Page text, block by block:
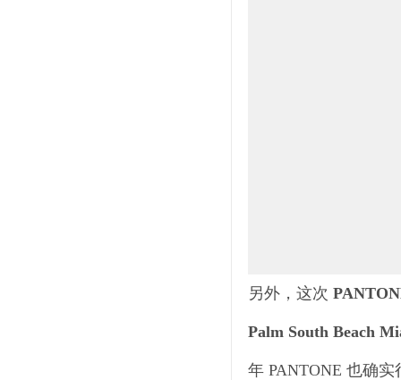
另外，这次
Palm South Beach
年 PANTONE 也确